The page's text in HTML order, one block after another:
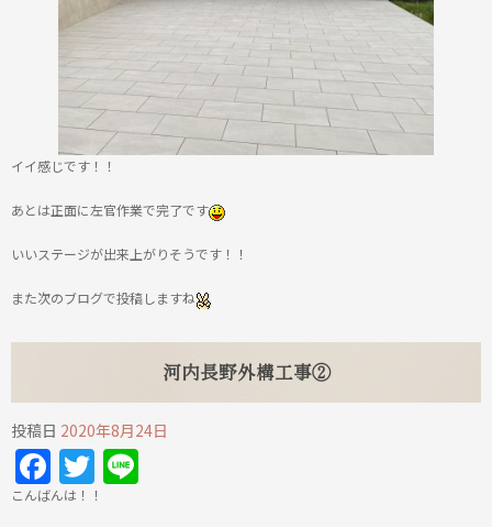
イイ感じです！！
あとは正面に左官作業で完了です
いいステージが出来上がりそうです！！
また次のブログで投稿しますね
河内長野外構工事②
投稿日 2020年8月24日
Facebook
Twitter
こんばんは！！